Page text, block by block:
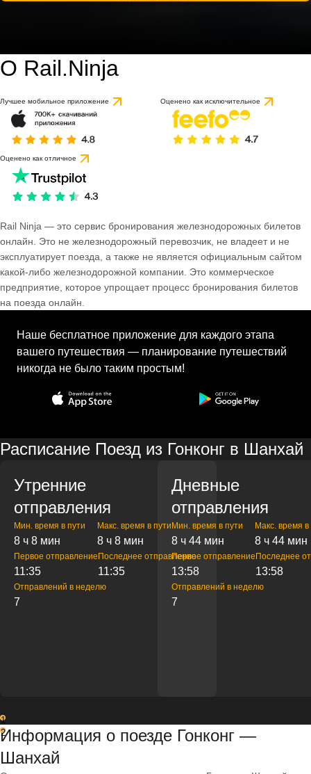
О Rail.Ninja
Лучшее мобильное приложение Оценено как исключительное
Оценено как отличное
Rail Ninja — это сервис бронирования железнодорожных билетов
онлайн. Это не железнодорожный перевозчик, не владеет и не
эксплуатирует поезда, а также не является официальным сайтом
какой-либо железнодорожной компании. Это коммерческое
предприятие, которое упрощает процесс бронирования билетов
на поезда онлайн.
Наше бесплатное приложение для каждого этапа
вашего путешествия — планирование путешествий
никогда не было таким простым!
Расписание Поезд из Гонконг в Шанхай
Утренние
отправления
Мин. время в пути
8 ч 8 мин
Макс. время в пути
8 ч 8 мин
Первое отправление
11:35
Последнее отправление
11:35
Отправлений в неделю
7
Дневные
отправления
Мин. время в пути
8 ч 44 мин
Макс. время в
8 ч 44 мин
Первое отправление
13:58
Последнее
13:58
Отправлений в неделю
7
1
2
Информация о поезде Гонконг —
Шанхай
на основе 54